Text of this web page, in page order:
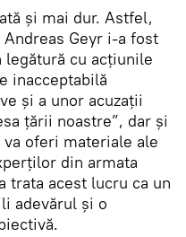
și mai dur. Astfel,
Geyr i-a fost
cu acțiunile
inacceptabilă
și a unor acuzații
țării noastre”, dar și
va oferi materiale ale
din armata
trata acest lucru ca un
adevărul și o